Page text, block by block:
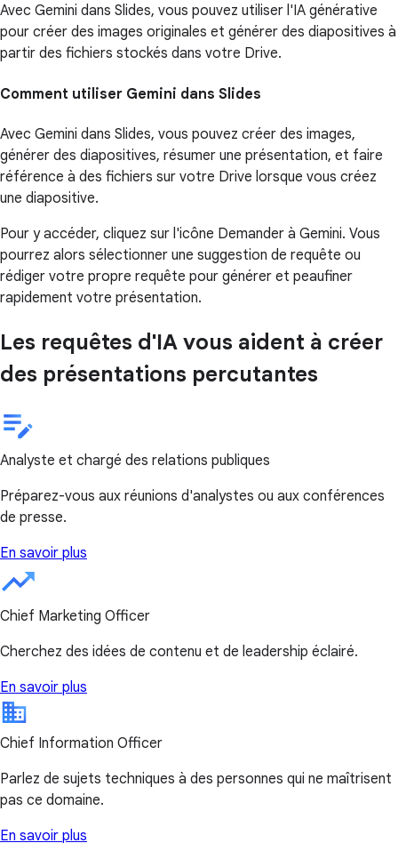
Avec Gemini dans Slides, vous pouvez utiliser l'IA générative
pour créer des images originales et générer des diapositives à
partir des fichiers stockés dans votre Drive.
Comment utiliser Gemini dans Slides
Avec Gemini dans Slides, vous pouvez créer des images,
générer des diapositives, résumer une présentation, et faire
référence à des fichiers sur votre Drive lorsque vous créez
une diapositive.
Pour y accéder, cliquez sur l'icône Demander à Gemini. Vous
pourrez alors sélectionner une suggestion de requête ou
rédiger votre propre requête pour générer et peaufiner
rapidement votre présentation.
Les requêtes d'IA vous aident à créer
des présentations percutantes
Analyste et chargé des relations publiques
Préparez-vous aux réunions d'analystes ou aux conférences
de presse.
En savoir plus
Chief Marketing Officer
Cherchez des idées de contenu et de leadership éclairé.
En savoir plus
Chief Information Officer
Parlez de sujets techniques à des personnes qui ne maîtrisent
pas ce domaine.
En savoir plus